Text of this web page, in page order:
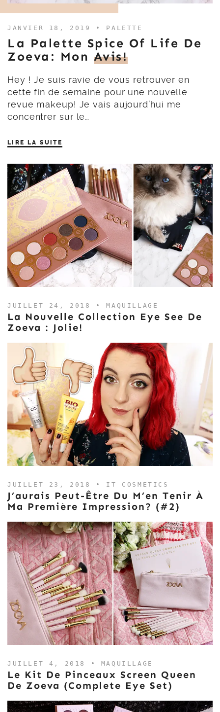
JANVIER 18, 2019 • PALETTE
La Palette Spice Of Life De
Zoeva: Mon Avis!
Hey ! Je suis ravie de vous retrouver en
cette fin de semaine pour une nouvelle
revue makeup! Je vais aujourd’hui me
concentrer sur le…
LIRE LA SUITE
JUILLET 24, 2018 •MAQUILLAGE
La Nouvelle Collection Eye See De
Zoeva : Jolie!
JUILLET 23, 2018 • IT COSMETICS
J’aurais Peut-Être Du M’en Tenir À
Ma Première Impression? (#2)
JUILLET 4, 2018 • MAQUILLAGE
Le Kit De Pinceaux Screen Queen
De Zoeva (Complete Eye Set)